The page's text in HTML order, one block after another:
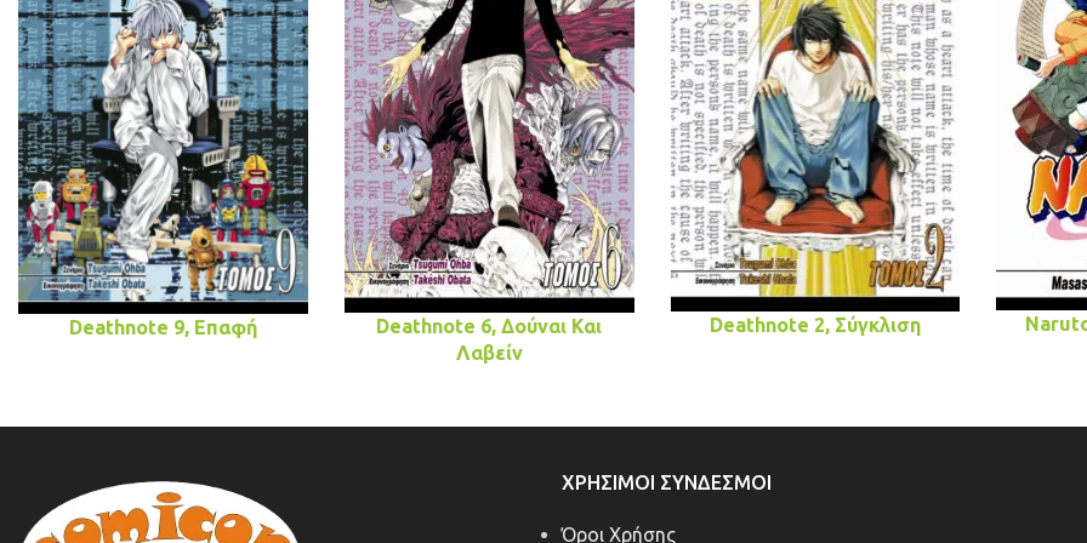
Deathnote 9, Επαφή
Deathnote 6, Δούναι Και
Λαβείν
Deathnote 2, Σύγκλιση
ΧΡΉΣΙΜΟΙ ΣΎΝΔΕΣΜΟΙ
Όροι Χρήσης